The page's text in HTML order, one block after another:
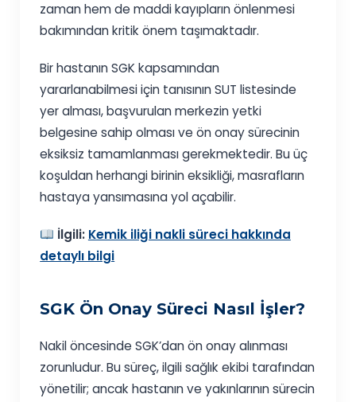
zaman hem de maddi kayıpların önlenmesi
bakımından kritik önem taşımaktadır.
Bir hastanın SGK kapsamından
yararlanabilmesi için tanısının SUT listesinde
yer alması, başvurulan merkezin yetki
belgesine sahip olması ve ön onay sürecinin
eksiksiz tamamlanması gerekmektedir. Bu üç
koşuldan herhangi birinin eksikliği, masrafların
hastaya yansımasına yol açabilir.
İlgili: Kemik iliği nakli süreci hakkında
detaylı bilgi
SGK Ön Onay Süreci Nasıl İşler?
Nakil öncesinde SGK’dan ön onay alınması
zorunludur. Bu süreç, ilgili sağlık ekibi tarafından
yönetilir; ancak hastanın ve yakınlarının sürecin